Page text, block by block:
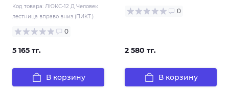
Код товара: ЛЮКС-12 Д Человек
лестница вправо вниз (ПИКТ.)
0
5 165 тг.
В корзину
0
2 580 тг.
В корзину